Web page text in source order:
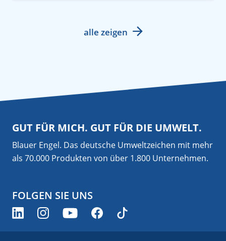
alle zeigen
GUT FÜR MICH. GUT FÜR DIE UMWELT.
Blauer Engel. Das deutsche Umweltzeichen mit mehr
als 70.000 Produkten von über 1.800 Unternehmen.
FOLGEN SIE UNS